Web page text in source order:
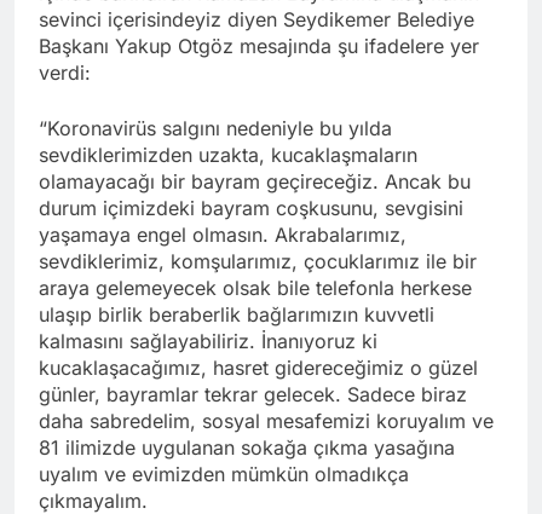
sevinci içerisindeyiz diyen Seydikemer Belediye
Başkanı Yakup Otgöz mesajında şu ifadelere yer
verdi:
“Koronavirüs salgını nedeniyle bu yılda
sevdiklerimizden uzakta, kucaklaşmaların
olamayacağı bir bayram geçireceğiz. Ancak bu
durum içimizdeki bayram coşkusunu, sevgisini
yaşamaya engel olmasın. Akrabalarımız,
sevdiklerimiz, komşularımız, çocuklarımız ile bir
araya gelemeyecek olsak bile telefonla herkese
ulaşıp birlik beraberlik bağlarımızın kuvvetli
kalmasını sağlayabiliriz. İnanıyoruz ki
kucaklaşacağımız, hasret gidereceğimiz o güzel
günler, bayramlar tekrar gelecek. Sadece biraz
daha sabredelim, sosyal mesafemizi koruyalım ve
81 ilimizde uygulanan sokağa çıkma yasağına
uyalım ve evimizden mümkün olmadıkça
çıkmayalım.